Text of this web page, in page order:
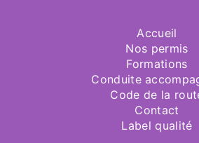
Accueil
Nos permis
Formations
Conduite
Code de la
Contact
Label qualité